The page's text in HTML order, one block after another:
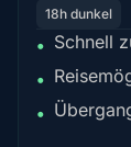
18h dunkel
• Schnell
•
•